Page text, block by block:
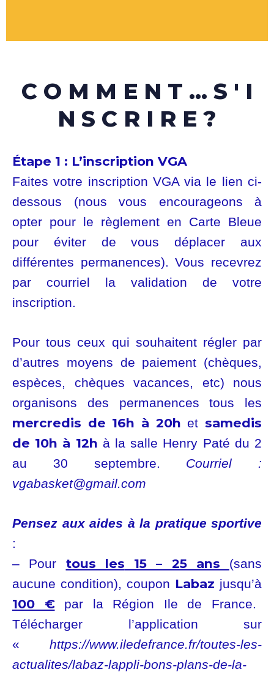
C O M M E N T ... S ' I
N S C R I R E ?
Étape 1 : L’inscription VGA
Faites votre inscription VGA via le lien ci-
dessous (nous vous encourageons à
opter pour le règlement en Carte Bleue
pour éviter de vous déplacer aux
différentes permanences). Vous recevrez
par courriel la validation de votre
inscription.
Pour tous ceux qui souhaitent régler par
d’autres moyens de paiement (chèques,
espèces, chèques vacances, etc) nous
organisons des permanences tous les
mercredis de 16h à 20h et samedis
de 10h à 12h à la salle Henry Paté du 2
au 30 septembre. Courriel :
vgabasket@gmail.com
Pensez aux aides à la pratique sportive
:
– Pour tous les 15 – 25 ans (sans
aucune condition), coupon Labaz jusqu’à
100 €par la Région Ile de France.
Télécharger l’application sur
« https://www.iledefrance.fr/toutes-les-
actualites/labaz-lappli-bons-plans-de-la-